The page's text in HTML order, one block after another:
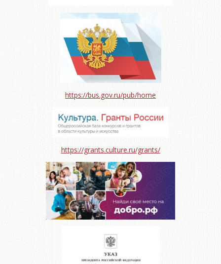
https://bus.gov.ru/pub/home
https://grants.culture.ru/grants/